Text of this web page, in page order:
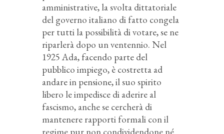
amministrative, la svolta dittatoriale
del governo italiano di fatto congela
per tutti la possibilità di votare, se ne
riparlerà dopo un ventennio. Nel
1925 Ada, facendo parte del
pubblico impiego, è costretta ad
andare in pensione, il suo spirito
libero le impedisce di aderire al
fascismo, anche se cercherà di
mantenere rapporti formali con il
regime pur non condividendone né